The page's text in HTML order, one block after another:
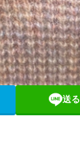
送る